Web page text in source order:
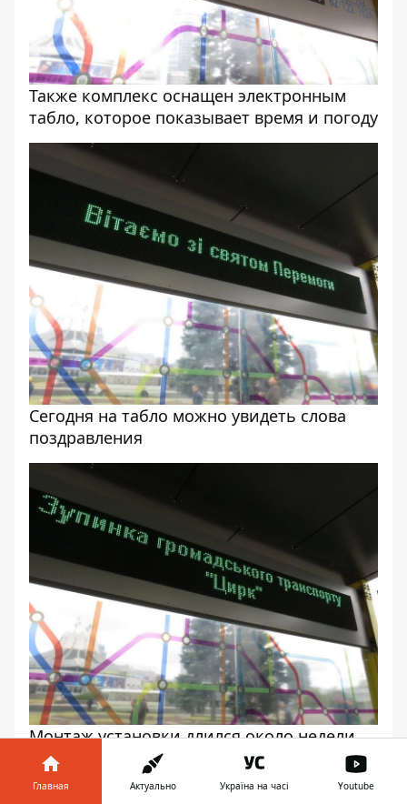
Также комплекс оснащен электронным
табло, которое показывает время и погоду
Сегодня на табло можно увидеть слова
поздравления
Монтаж установки длился около недели
Главная Актуально Україна на часі Youtube